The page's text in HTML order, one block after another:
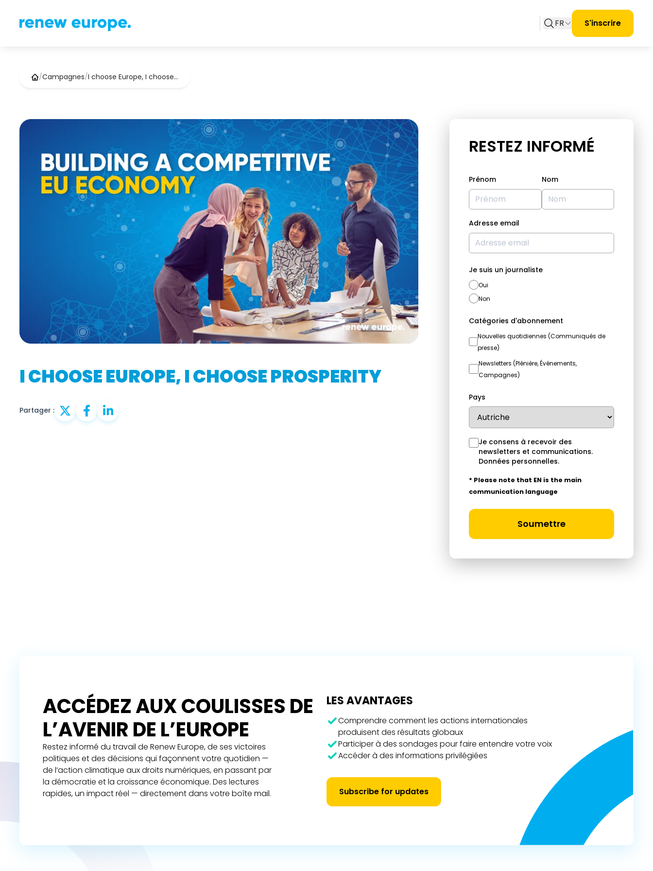
FR S'inscrire
/Campagnes/I choose Europe, I choose…
I CHOOSE EUROPE, I CHOOSE PROSPERITY
Partager :
RESTEZ INFORMÉ
Prénom Nom
Adresse email
Je suis un journaliste
Oui
Non
Catégories d'abonnement
Nouvelles quotidiennes (Communiqués de
presse)
Newsletters (Plénière, Événements,
Campagnes)
Pays
Je consens à recevoir des
newsletters et communications.
Données personnelles.
* Please note that EN is the main
communication language
Soumettre
ACCÉDEZ AUX COULISSES DE
L’AVENIR DE L’EUROPE
Restez informé du travail de Renew Europe, de ses victoires
politiques et des décisions qui façonnent votre quotidien —
de l’action climatique aux droits numériques, en passant par
la démocratie et la croissance économique. Des lectures
rapides, un impact réel — directement dans votre boîte mail.
LES AVANTAGES
Comprendre comment les actions internationales
produisent des résultats globaux
Participer à des sondages pour faire entendre votre voix
Accéder à des informations privilégiées
Subscribe for updates